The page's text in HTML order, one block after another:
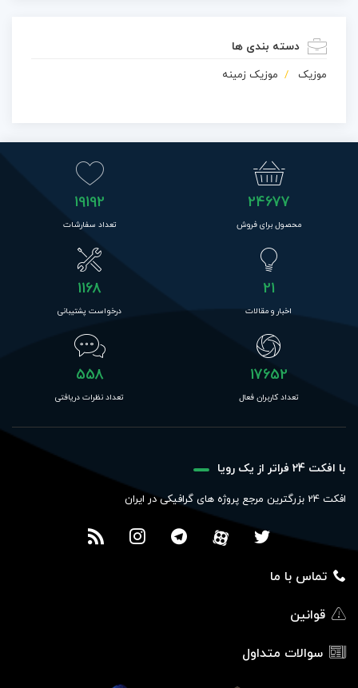
دسته بندی ها
موزیک موزیک زمینه
24677
محصول برای فروش
19192
تعداد سفارشات
21
اخبار و مقالات
1168
درخواست پشتیبانی
17652
تعداد کاربران فعال
558
تعداد نظرات دریافتی
با افکت 24 فراتر از یک رویا
افکت 24 بزرگترین مرجع پروژه های گرافیکی در ایران
تماس با ما
قوانین
سوالات متداول